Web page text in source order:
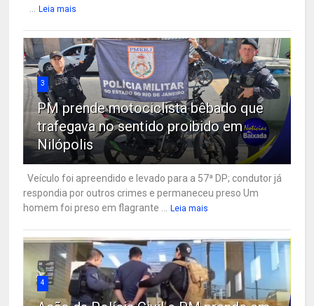
Leia mais
3
PM prende motociclista bêbado que
trafegava no sentido proibido em
Nilópolis
Veículo foi apreendido e levado para a 57ª DP; condutor já
respondia por outros crimes e permaneceu preso Um
homem foi preso em flagrante ...
Leia mais
4